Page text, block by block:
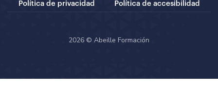
Política de privacidad Política de accesibilidad
2026 © Abeille Formación